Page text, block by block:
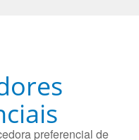
preferencial de